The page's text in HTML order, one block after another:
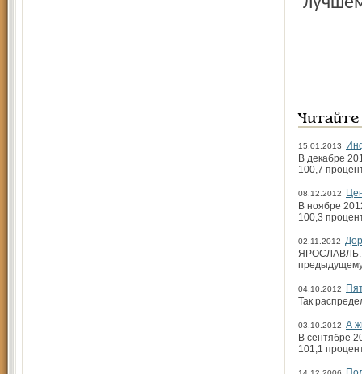
15.01.2013
В декабре
100,7
08.12.2012
В ноябре
100,3
02.11.2012
ЯРОСЛАВЛЬ. В
04.10.2012
Так
03.10.2012 А
В сентябре
101,1